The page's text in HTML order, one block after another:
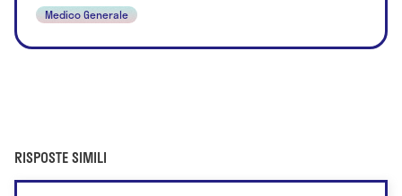
Medico Generale
RISPOSTE SIMILI